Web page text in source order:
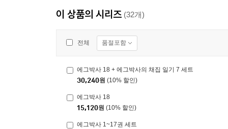
이 상품의 시리즈 (32개)
전체 품절포함
에그박사 18 + 에그박사의 채집 일기 7 세트
30,240원 (10% 할인)
에그박사 18
15,120원 (10% 할인)
에그박사 1~17권 세트